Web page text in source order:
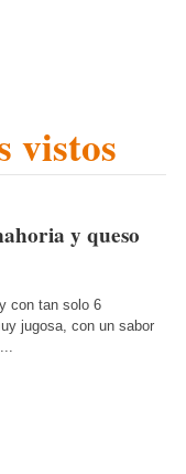
vistos
y queso
con tan solo 6
jugosa, con un sabor